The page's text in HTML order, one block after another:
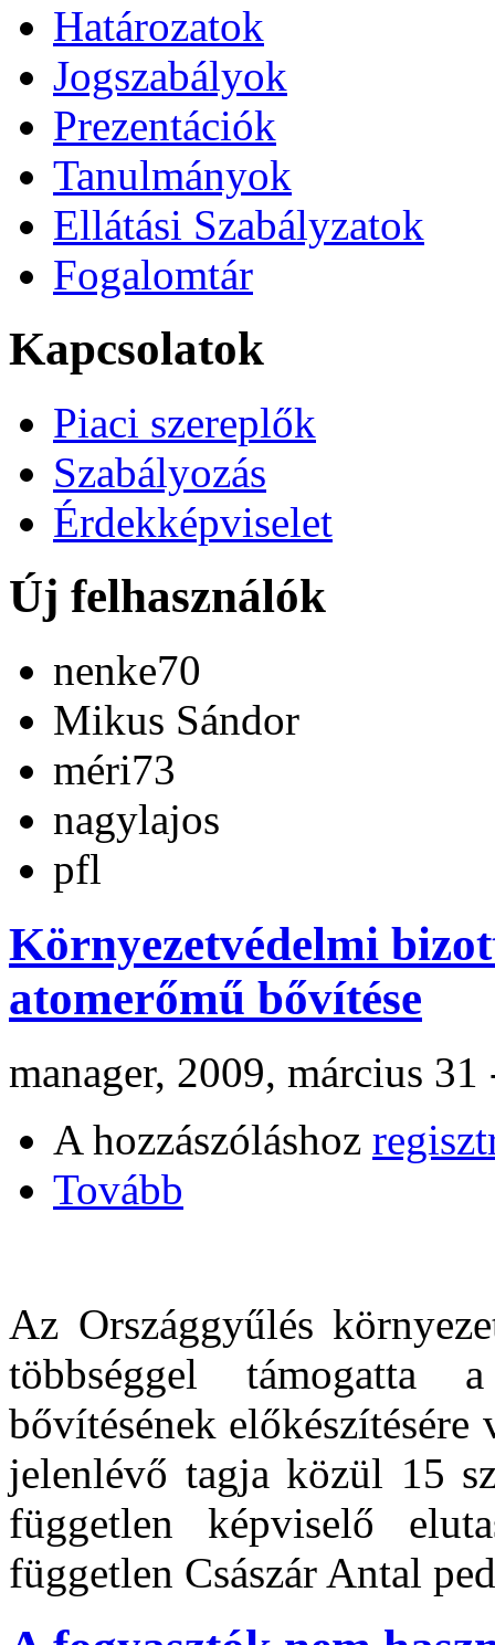
Határozatok
Jogszabályok
Prezentációk
Tanulmányok
Ellátási Szabályzatok
Fogalomtár
Kapcsolatok
Piaci szereplők
Szabályozás
Érdekképviselet
Új felhasználók
nenke70
Mikus Sándor
méri73
nagylajos
pfl
Környezetvédelmi
atomerőmű bővítése
manager, 2009, március 31
A hozzászóláshoz
Tovább
Az Országgyűlés
többséggel támogatta
bővítésének
jelenlévő tagja közül 15
független képviselő
független Császár Antal